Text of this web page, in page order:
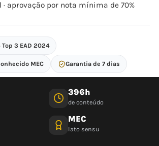
· aprovação por nota mínima de 70%
Top 3 EAD 2024
MEC Garantia de 7 dias
396h
de conteúdo
MEC
lato sensu